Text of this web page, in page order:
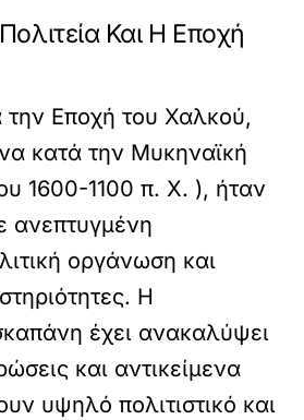
Και Η Εποχή
Εποχή του Χαλκού,
κατά την Μυκηναϊκή
1600-1100 π. Χ. ), ήταν
ανεπτυγμένη
οργάνωση και
Η
έχει ανακαλύψει
και αντικείμενα
υψηλό πολιτιστικό και